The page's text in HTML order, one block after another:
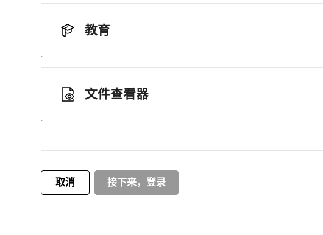
教育
文件查看器
取消 接下来，登录